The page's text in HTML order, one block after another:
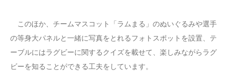
このほか、チームマスコット「ラムまる」のぬいぐるみや選手
の等身大パネルと一緒に写真をとれるフォトスポットを設置、テ
ーブルにはラグビーに関するクイズを載せて、楽しみながらラグ
ビーを知ることができる工夫をしています。